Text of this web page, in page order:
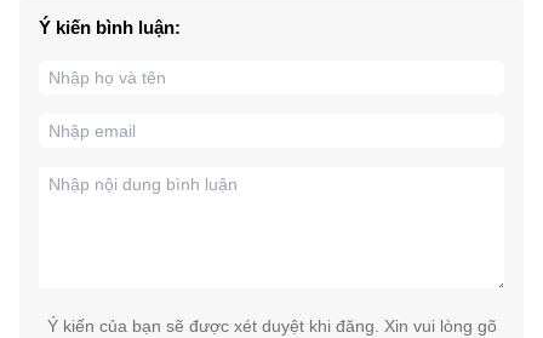
Ý kiến bình luận:
Ý kiến của bạn sẽ được xét duyệt khi đăng. Xin vui lòng gõ